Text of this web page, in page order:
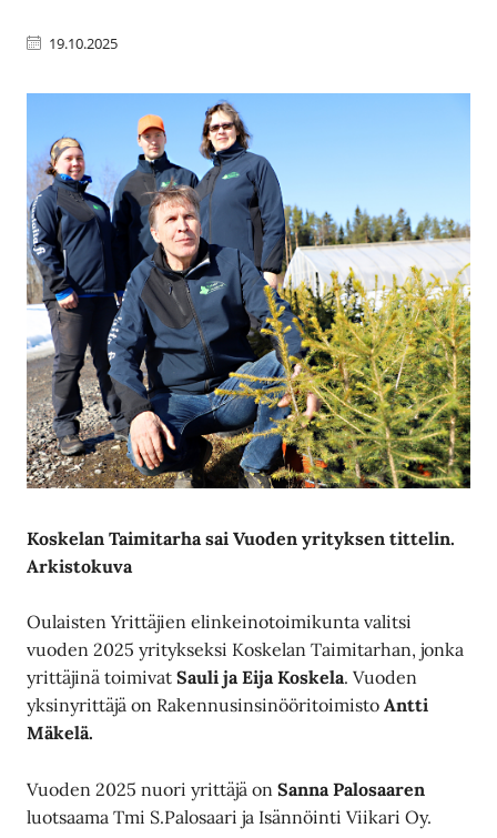
19.10.2025
Koskelan Taimitarha sai Vuoden yrityksen tittelin.
Arkistokuva
Oulaisten Yrittäjien elinkeinotoimikunta valitsi
vuoden 2025 yritykseksi Koskelan Taimitarhan, jonka
yrittäjinä toimivatSauli ja Eija Koskela. Vuoden
yksinyrittäjä on RakennusinsinööritoimistoAntti
Mäkelä.
Vuoden 2025 nuori yrittäjä onSanna Palosaaren
luotsaama Tmi S.Palosaari ja Isännöinti Viikari Oy.